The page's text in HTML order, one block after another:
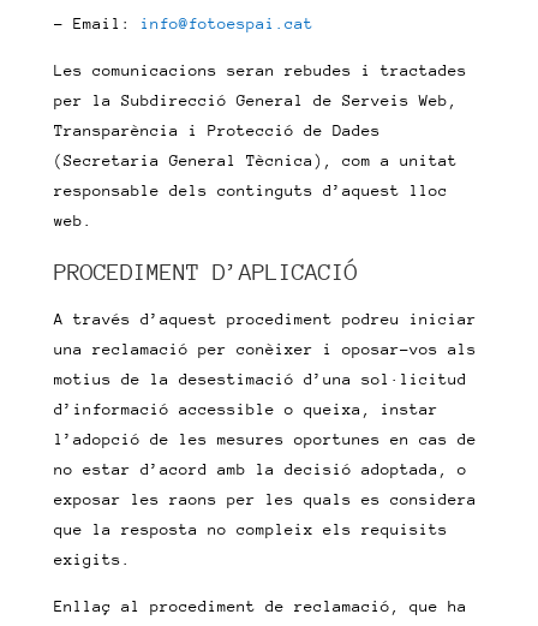
– Email: info@fotoespai.cat
Les comunicacions seran rebudes i tractades
per la Subdirecció General de Serveis Web,
Transparència i Protecció de Dades
(Secretaria General Tècnica), com a unitat
responsable dels continguts d’aquest lloc
web.
PROCEDIMENT D’APLICACIÓ
A través d’aquest procediment podreu iniciar
una reclamació per conèixer i oposar-vos als
motius de la desestimació d’una sol·licitud
d’informació accessible o queixa, instar
l’adopció de les mesures oportunes en cas de
no estar d’acord amb la decisió adoptada, o
exposar les raons per les quals es considera
que la resposta no compleix els requisits
exigits.
Enllaç al procediment de reclamació, que ha